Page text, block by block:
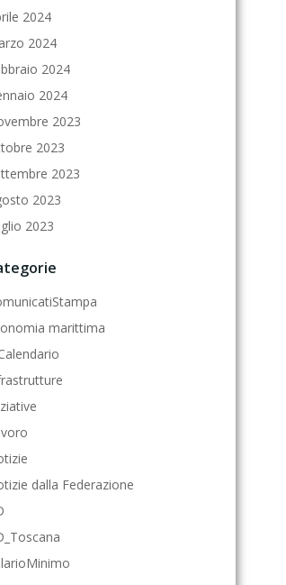
2024
2024
2024
2024
2023
2023
2023
2023
2023
marittima
dalla Federazione